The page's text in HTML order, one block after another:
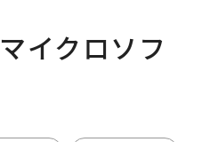
イクロソフ